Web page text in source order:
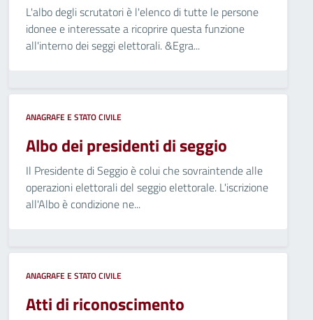
L'albo degli scrutatori è l'elenco di tutte le persone
idonee e interessate a ricoprire questa funzione
all'interno dei seggi elettorali. &Egra...
ANAGRAFE E STATO CIVILE
Albo dei presidenti di seggio
Il Presidente di Seggio è colui che sovraintende alle
operazioni elettorali del seggio elettorale. L'iscrizione
all'Albo è condizione ne...
ANAGRAFE E STATO CIVILE
Atti di riconoscimento